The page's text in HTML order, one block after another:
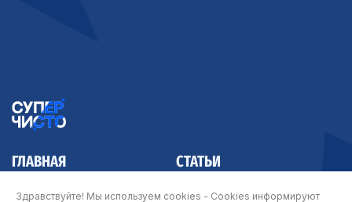
ГЛАВНАЯ
СТАТЬИ
КОНТАКТЫ
Здравствуйте! Мы используем cookies - Cookies информируют